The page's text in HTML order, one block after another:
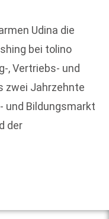
Udina die
bei tolino
, Vertriebs- und
zwei Jahrzehnte
und Bildungsmarkt
der